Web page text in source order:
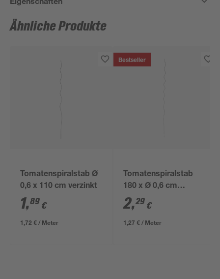
Ähnliche Produkte
Tomatenspiralstab Ø
0,6 x 110 cm verzinkt
1,89 €
1,72 € / Meter
Bestseller
Tomatenspiralstab
180 x Ø 0,6 cm
verzinkt
2,29 €
1,27 € / Meter